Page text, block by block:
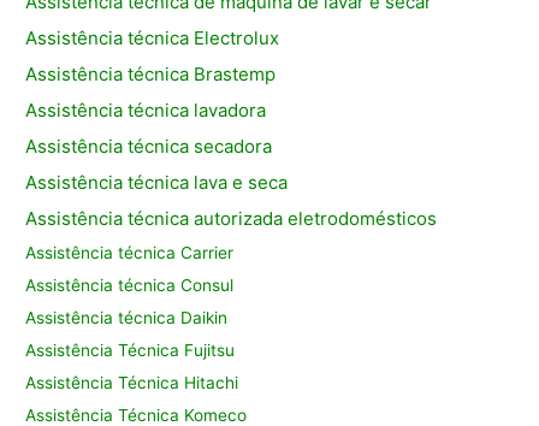
Assistência técnica Electrolux
Assistência técnica Brastemp
Assistência técnica lavadora
Assistência técnica secadora
Assistência técnica lava e seca
Assistência técnica autorizada eletrodomésticos
Assistência técnica Carrier
Assistência técnica Consul
Assistência técnica Daikin
Assistência Técnica Fujitsu
Assistência Técnica Hitachi
Assistência Técnica Komeco